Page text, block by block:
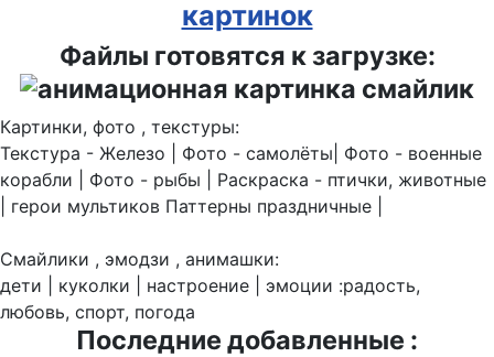
картинок
Файлы готовятся к загрузке:
Картинки, фото , текстуры:
Текстура - Железо | Фото - самолёты| Фото - военные
корабли | Фото - рыбы | Раскраска - птички, животные
| герои мультиков Паттерны праздничные |
Смайлики , эмодзи , анимашки:
дети | куколки | настроение | эмоции :радость,
любовь, спорт, погода
Последние добавленные :